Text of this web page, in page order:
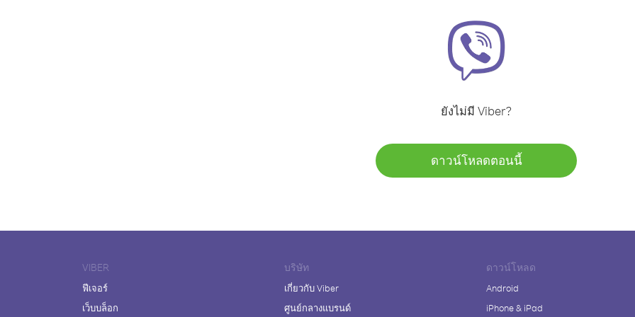
ยังไม่มี Viber?
ดาวน์โหลดตอนนี้
VIBER
ฟีเจอร์
เว็บบล็อก
บริษัท
เกี่ยวกับ Viber
ศูนย์กลางแบรนด์
ดาวน์โหลด
Android
iPhone & iPad